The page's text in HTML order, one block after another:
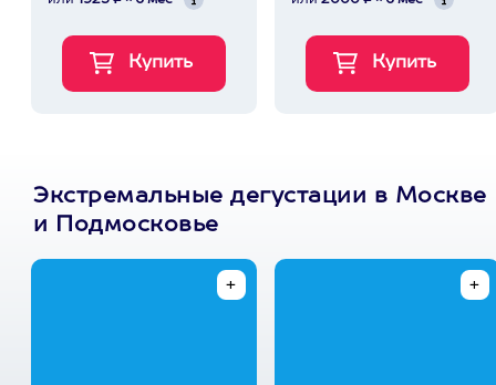
Экстремальные дегустации в Москве
и Подмосковье